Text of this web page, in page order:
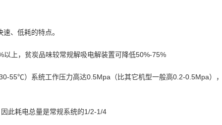
、低耗的特点。
上，贫炭品味较常规解吸电解装置可降低50%-75%
55℃）系统工作压力高达0.5Mpa（比其它机型一般高0.2-0.5Mpa）
此耗电总量是常规系统的1/2-1/4